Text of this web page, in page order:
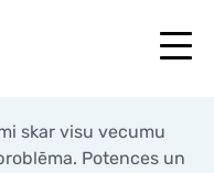
skar visu vecumu
Potences un